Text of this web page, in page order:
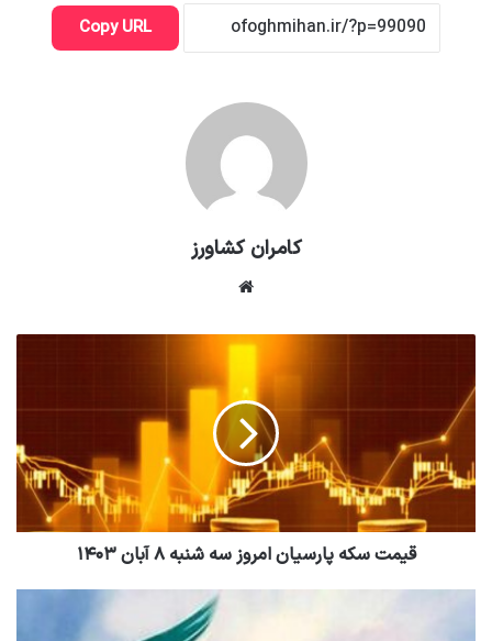
Copy URL
کامران کشاورز
قیمت سکه پارسیان امروز سه شنبه ۸ آبان ۱۴۰۳